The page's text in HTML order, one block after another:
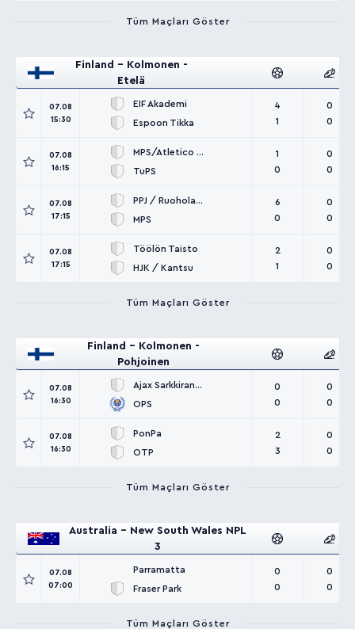
Tüm Maçları Göster
Finland - Kolmonen -
Etelä
07.08
15:30
EIF Akademi
Espoon Tikka
4
1
0
0
07.08
16:15
MPS/Atletico Malmi
TuPS
1
0
0
0
07.08
17:15
PPJ / Ruoholahti
MPS
6
0
0
0
07.08
17:15
Töölön Taisto
HJK / Kantsu
2
1
0
0
Tüm Maçları Göster
Finland - Kolmonen -
Pohjoinen
07.08
16:30
Ajax Sarkkiranta
OPS
0
0
0
0
07.08
16:30
PonPa
OTP
2
3
0
0
Tüm Maçları Göster
Australia - New South Wales NPL
3
07.08
07:00
Parramatta
Fraser Park
0
0
0
0
Tüm Maçları Göster